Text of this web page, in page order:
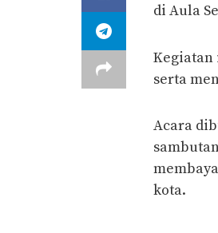
di Aula
Kegiatan
serta
Acara
kota.